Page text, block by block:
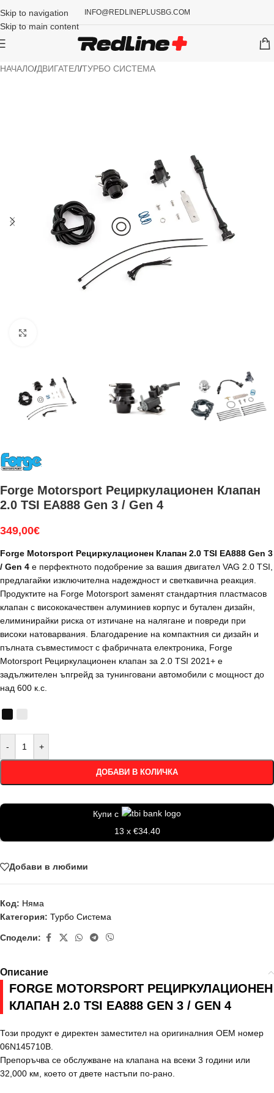
Skip to navigation
Skip to main content
INFO@REDLINEPLUSBG.COM
НАЧАЛО/ДВИГАТЕЛ/ТУРБО СИСТЕМА
Forge Motorsport Рециркулационен Клапан
2.0 TSI EA888 Gen 3 / Gen 4
349,00€
Forge Motorsport Рециркулационен Клапан 2.0 TSI EA888 Gen 3
/ Gen 4 е перфектното подобрение за вашия двигател VAG 2.0 TSI,
предлагайки изключителна надеждност и светкавична реакция.
Продуктите на Forge Motorsport заменят стандартния пластмасов
клапан с висококачествен алуминиев корпус и бутален дизайн,
елиминирайки риска от изтичане на налягане и повреди при
високи натоварвания. Благодарение на компактния си дизайн и
пълната съвместимост с фабричната електроника, Forge
Motorsport Рециркулационен клапан за 2.0 TSI 2021+ е
задължителен ъпгрейд за тунинговани автомобили с мощност до
над 600 к.с.
- +
ДОБАВИ В КОЛИЧКА
Купи с
13 x €34.40
Добави в любими
Код: Няма
Категория: Турбо Система
Сподели:
Описание
FORGE MOTORSPORT РЕЦИРКУЛАЦИОНЕН
КЛАПАН 2.0 TSI EA888 GEN 3 / GEN 4
Този продукт е директен заместител на оригиналния OEM номер
06N145710B.
Препоръчва се обслужване на клапана на всеки 3 години или
32,000 км, което от двете настъпи по-рано.